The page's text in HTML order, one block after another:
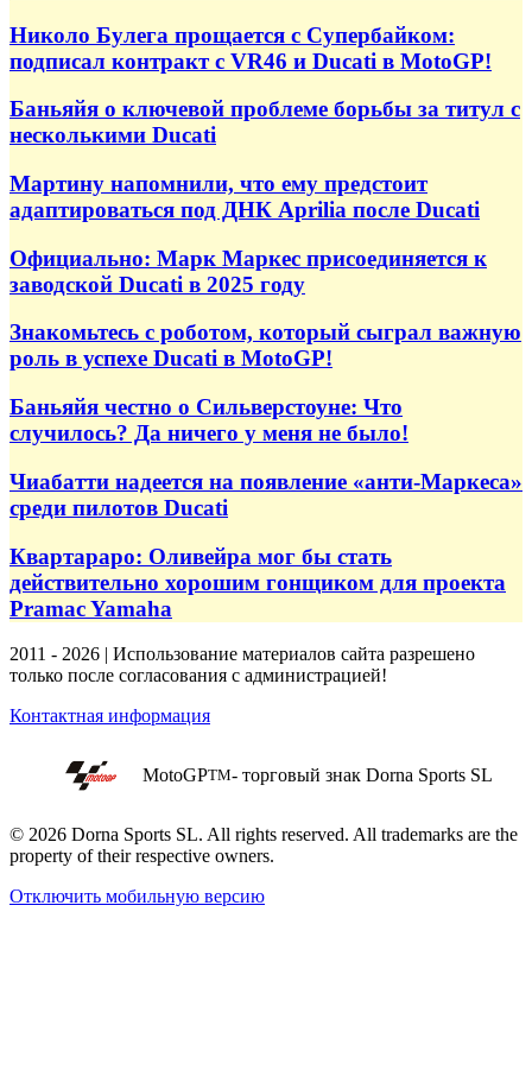
Николо Булега прощается с Супербайком:
подписал контракт с VR46 и Ducati в MotoGP!
Баньяйя о ключевой проблеме борьбы за титул с
несколькими Ducati
Мартину напомнили, что ему предстоит
адаптироваться под ДНК Aprilia после Ducati
Официально: Марк Маркес присоединяется к
заводской Ducati в 2025 году
Знакомьтесь с роботом, который сыграл важную
роль в успехе Ducati в MotoGP!
Баньяйя честно о Сильверстоуне: Что
случилось? Да ничего у меня не было!
Чиабатти надеется на появление «анти-Маркеса»
среди пилотов Ducati
Квартараро: Оливейра мог бы стать
действительно хорошим гонщиком для проекта
Pramac Yamaha
2011 - 2026 | Использование материалов сайта разрешено
только после согласования с администрацией!
Контактная информация
MotoGPTM- торговый знак Dorna Sports SL
© 2026 Dorna Sports SL. All rights reserved. All trademarks are the
property of their respective owners.
Отключить мобильную версию